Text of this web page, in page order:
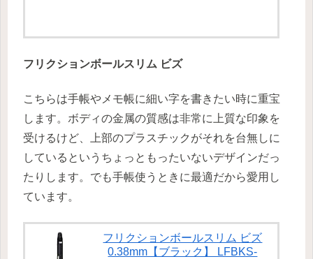
フリクションボールスリム ビズ
こちらは手帳やメモ帳に細い字を書きたい時に重宝
します。ボディの金属の質感は非常に上質な印象を
受けるけど、上部のプラスチックがそれを台無しに
しているというちょっともったいないデザインだっ
たりします。でも手帳使うときに最適だから愛用し
ています。
フリクションボールスリム ビズ
0.38mm【ブラック】 LFBKS-